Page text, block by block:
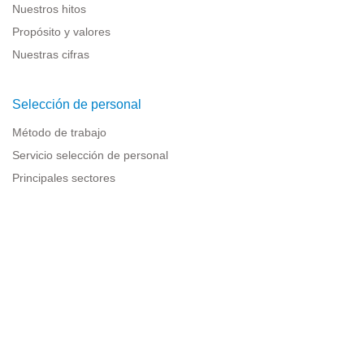
Nuestros hitos
Propósito y valores
Nuestras cifras
Selección de personal
Método de trabajo
Servicio selección de personal
Principales sectores